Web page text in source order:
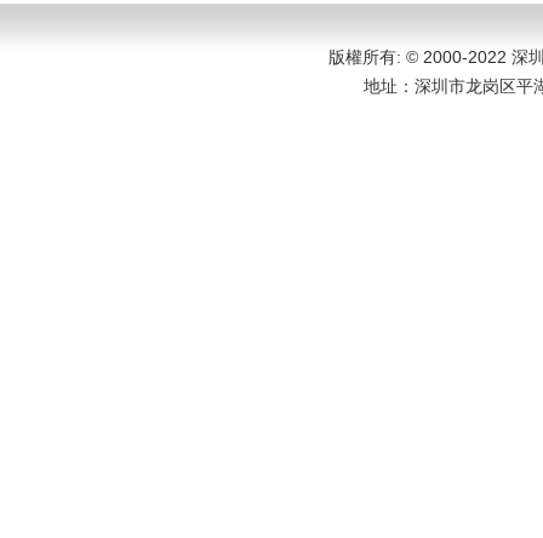
版權所有: © 2000-2022 深
地址： 深圳市龙岗区平